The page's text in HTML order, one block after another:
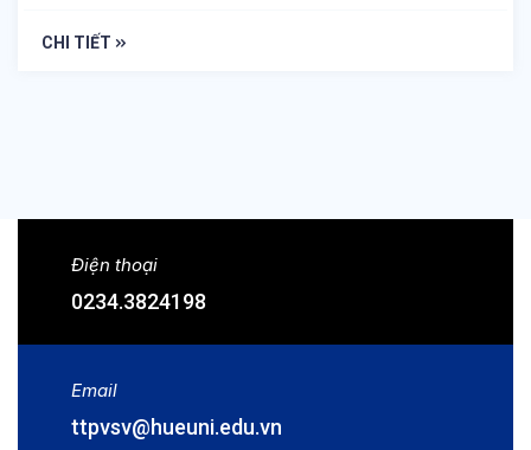
CHI TIẾT
Điện thoại
0234.3824198
Email
ttpvsv@hueuni.edu.vn